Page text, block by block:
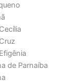
de Parnaíba